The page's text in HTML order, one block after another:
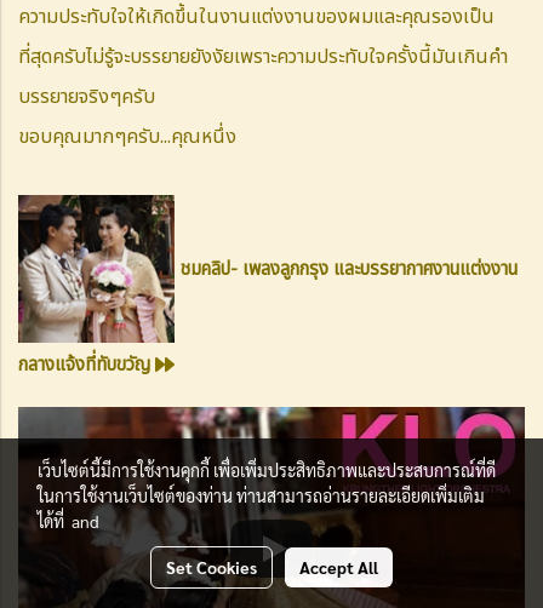
ความประทับใจให้เกิดขึ้นในงานแต่งงานของผมและคุณรองเป็น
ที่สุดครับไม่รู้จะบรรยายยังงัยเพราะความประทับใจครั้งนี้มันเกินคำ
บรรยายจริงๆครับ
ขอบคุณมากๆครับ...คุณหนึ่ง
ชมคลิป- เพลงลูกกรุง และบรรยากาศงานแต่งงาน
กลางแจ้งที่ทับขวัญ
เว็บไซต์นี้มีการใช้งานคุกกี้ เพื่อเพิ่มประสิทธิภาพและประสบการณ์ที่ดี
ในการใช้งานเว็บไซต์ของท่าน ท่านสามารถอ่านรายละเอียดเพิ่มเติม
ได้ที่ and
Set Cookies Accept All